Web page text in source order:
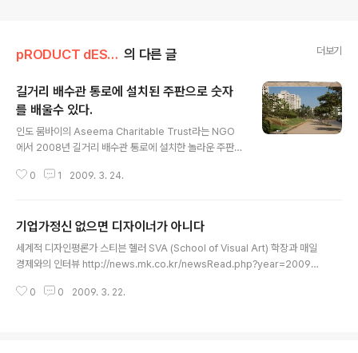
pRODUCT dESIGN 의 다른 글 더보기
길거리 배수관 통로에 설치된 주판으로 숫자
를 배울수 있다.
인도 뭄바이의 Aseema Charitable Trust라는 NGO
에서 2008년 길거리 배수관 통로에 설치한 놀라운 주판
아이디어만큼은 훌륭하다. Make every child count...
0 1 2009. 3. 24.
기업가정신 없으면 디자이너가 아니다
세계적 디자인평론가 스티븐 헬러 SVA (School of Visual Art) 학장과 매일
경제와의 인터뷰 http://news.mk.co.kr/newsRead.php?year=2009&
합니다. 좋은 아이디어가 현실화되지 못한다면 그 사람은 디자이너가 아니라 예
0 0 2009. 3. 22.